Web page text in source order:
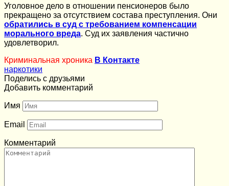
Уголовное дело в отношении пенсионеров было
прекращено за отсутствием состава преступления. Они
обратились в суд с требованием компенсации
морального вреда. Суд их заявления частично
удовлетворил.
Криминальная хроника В Контакте
наркотики
Поделись с друзьями
Добавить комментарий
Имя
Email
Комментарий